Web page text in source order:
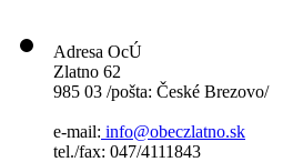
Adresa OcÚ
Zlatno 62
985 03 /pošta: České Brezovo/
e-mail: info@obeczlatno.sk
tel./fax: 047/4111843